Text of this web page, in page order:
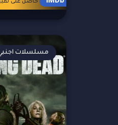
حاصل على
مسلسلات